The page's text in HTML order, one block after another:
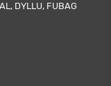
DYLLU, FUBAG